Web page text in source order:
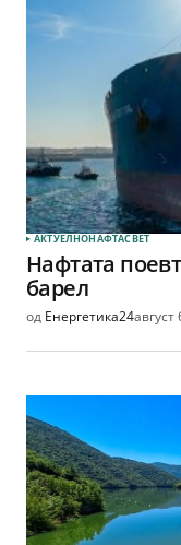
АКТУЕЛНОНАФТАСВЕТ
Нафтата
барел
од Енергетика24август